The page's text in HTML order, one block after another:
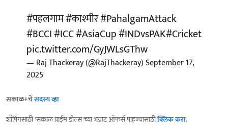
#पहलगाम#काश्मीर#PahalgamAttack
#BCCI#ICC#AsiaCup#INDvsPAK#Cricket
pic.twitter.com/GyJWLsGThw
— Raj Thackeray (@RajThackeray)September 17,
2025
सकाळ+चेसदस्य व्हा
शॉपिंगसाठी 'सकाळ प्राईम डील्स'च्या भन्नाट ऑफर्स पाहण्यासाठीक्लिक करा.